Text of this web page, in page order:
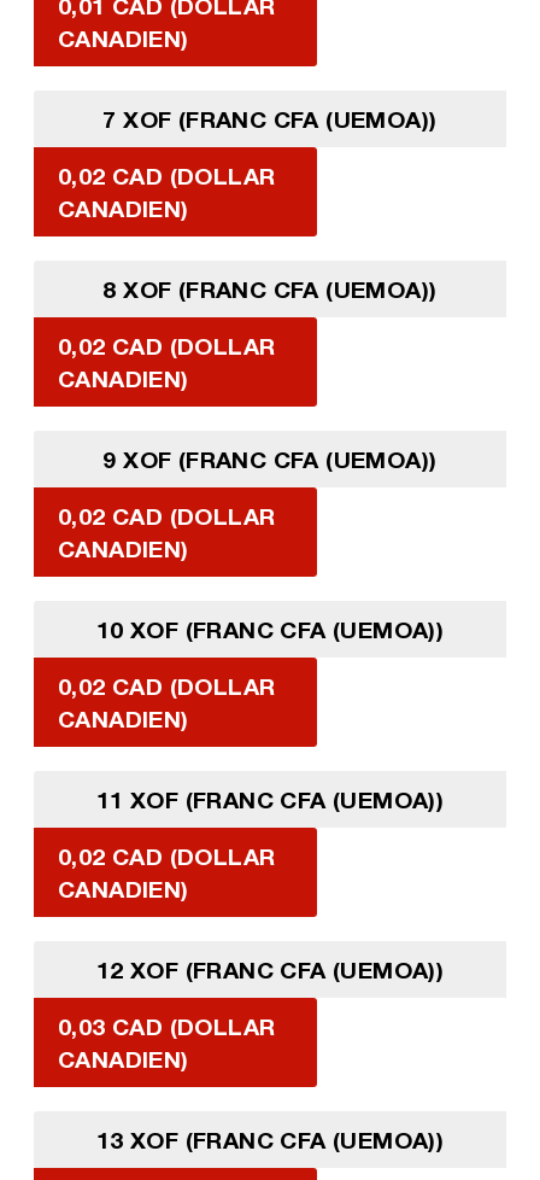
CANADIEN)
7 XOF (FRANC CFA (UEMOA))
0,02 CAD (DOLLAR
CANADIEN)
8 XOF (FRANC CFA (UEMOA))
0,02 CAD (DOLLAR
CANADIEN)
9 XOF (FRANC CFA (UEMOA))
0,02 CAD (DOLLAR
CANADIEN)
10 XOF (FRANC CFA (UEMOA))
0,02 CAD (DOLLAR
CANADIEN)
11 XOF (FRANC CFA (UEMOA))
0,02 CAD (DOLLAR
CANADIEN)
12 XOF (FRANC CFA (UEMOA))
0,03 CAD (DOLLAR
CANADIEN)
13 XOF (FRANC CFA (UEMOA))